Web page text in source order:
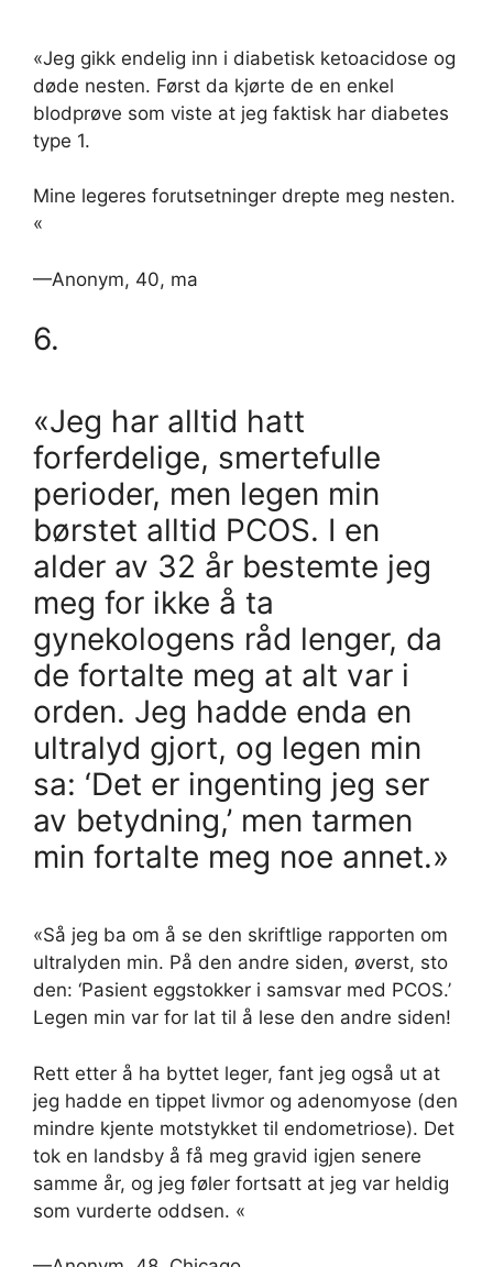
«Jeg gikk endelig inn i diabetisk ketoacidose og
døde nesten. Først da kjørte de en enkel
blodprøve som viste at jeg faktisk har diabetes
type 1.
Mine legeres forutsetninger drepte meg nesten.
«
—Anonym, 40, ma
6.
«Jeg har alltid hatt
forferdelige, smertefulle
perioder, men legen min
børstet alltid PCOS. I en
alder av 32 år bestemte jeg
meg for ikke å ta
gynekologens råd lenger, da
de fortalte meg at alt var i
orden. Jeg hadde enda en
ultralyd gjort, og legen min
sa: ‘Det er ingenting jeg ser
av betydning,’ men tarmen
min fortalte meg noe annet.»
«Så jeg ba om å se den skriftlige rapporten om
ultralyden min. På den andre siden, øverst, sto
den: ‘Pasient eggstokker i samsvar med PCOS.’
Legen min var for lat til å lese den andre siden!
Rett etter å ha byttet leger, fant jeg også ut at
jeg hadde en tippet livmor og adenomyose (den
mindre kjente motstykket til endometriose). Det
tok en landsby å få meg gravid igjen senere
samme år, og jeg føler fortsatt at jeg var heldig
som vurderte oddsen. «